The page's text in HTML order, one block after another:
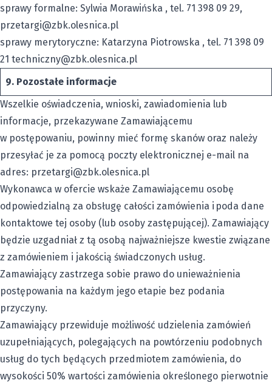
sprawy formalne: Sylwia Morawińska , tel. 71 398 09 29,
przetargi@zbk.olesnica.pl
sprawy merytoryczne: Katarzyna Piotrowska , tel. 71 398 09
21 techniczny@zbk.olesnica.pl
9. Pozostałe informacje
Wszelkie oświadczenia, wnioski, zawiadomienia lub
informacje, przekazywane Zamawiającemu
w postępowaniu, powinny mieć formę skanów oraz należy
przesyłać je za pomocą poczty elektronicznej e-mail na
adres: przetargi@zbk.olesnica.pl
Wykonawca w ofercie wskaże Zamawiającemu osobę
odpowiedzialną za obsługę całości zamówienia i poda dane
kontaktowe tej osoby (lub osoby zastępującej). Zamawiający
będzie uzgadniał z tą osobą najważniejsze kwestie związane
z zamówieniem i jakością świadczonych usług.
Zamawiający zastrzega sobie prawo do unieważnienia
postępowania na każdym jego etapie bez podania
przyczyny.
Zamawiający przewiduje możliwość udzielenia zamówień
uzupełniających, polegających na powtórzeniu podobnych
usług do tych będących przedmiotem zamówienia, do
wysokości 50% wartości zamówienia określonego pierwotnie